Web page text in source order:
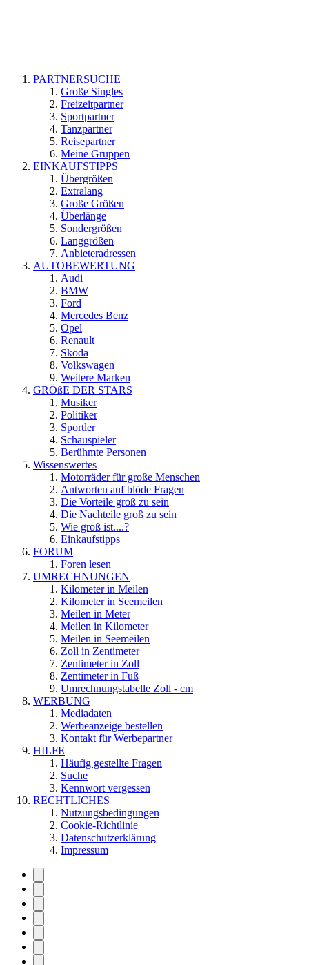
PARTNERSUCHE
Große Singles
Freizeitpartner
Sportpartner
Tanzpartner
Reisepartner
Meine Gruppen
EINKAUFSTIPPS
Übergrößen
Extralang
Große Größen
Überlänge
Sondergrößen
Langgrößen
Anbieteradressen
AUTOBEWERTUNG
Audi
BMW
Ford
Mercedes Benz
Opel
Renault
Skoda
Volkswagen
Weitere Marken
GRÖßE DER STARS
Musiker
Politiker
Sportler
Schauspieler
Berühmte Personen
Wissenswertes
Motorräder für große Menschen
Antworten auf blöde Fragen
Die Vorteile groß zu sein
Die Nachteile groß zu sein
Wie groß ist....?
Einkaufstipps
FORUM
Foren lesen
UMRECHNUNGEN
Kilometer in Meilen
Kilometer in Seemeilen
Meilen in Meter
Meilen in Kilometer
Meilen in Seemeilen
Zoll in Zentimeter
Zentimeter in Zoll
Zentimeter in Fuß
Umrechnungstabelle Zoll - cm
WERBUNG
Mediadaten
Werbeanzeige bestellen
Kontakt für Werbepartner
HILFE
Häufig gestellte Fragen
Suche
Kennwort vergessen
RECHTLICHES
Nutzungsbedingungen
Cookie-Richtlinie
Datenschutzerklärung
Impressum